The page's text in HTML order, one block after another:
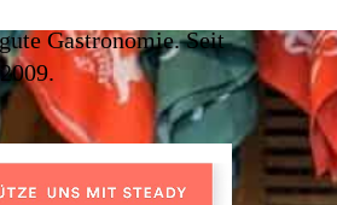
Gastronomie. Seit
2009.